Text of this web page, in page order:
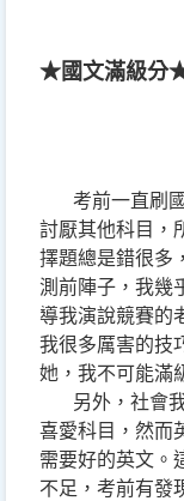
★國文滿級分
考前一直刷國
討厭其他科目，
擇題總是錯很多
測前陣子，我幾
導我演說競賽的
我很多厲害的技
她，我不可能滿
另外，社會我
喜愛科目，然而
需要好的英文。
不足，考前有發